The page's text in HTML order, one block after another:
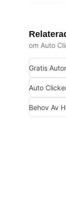
om Auto
Gratis
Auto
Behov Av